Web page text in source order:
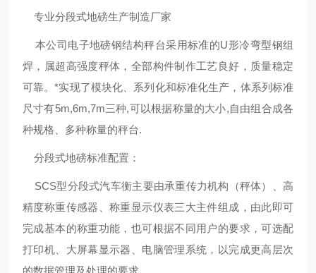
专业分段式地磅生产制造厂家
本公司电子地磅钢结构秤台采用标准的U形冷弯型钢组
焊，属超高强度秤体，全部构件制作工艺良好，质量稳定
可靠。*实现了模块化、系列化和标准化生产，体系列标准
尺寸有5m,6m,7m三种,可以根据称量的大小,自由组合成各
种规格、多种称量的秤台.
分段式地磅标准配置：
SCS型分段式汽车衡主要由承重传力机构（秤体）、高
精度称重传感器、称重显示仪表三大主件组成，由此即可
完成基本的称重功能，也可根据不同用户的要求，可选配
打印机、大屏幕显示器、电脑管理系统，以完成更高层次
的数据管理及处理的要求。